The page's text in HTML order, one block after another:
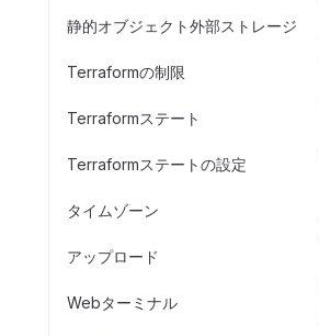
静的オブジェクト外部ストレージ
Terraformの制限
Terraformステート
Terraformステートの設定
タイムゾーン
アップロード
Webターミナル